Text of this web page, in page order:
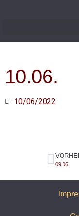
10.06.
10/06/2022
09.06.